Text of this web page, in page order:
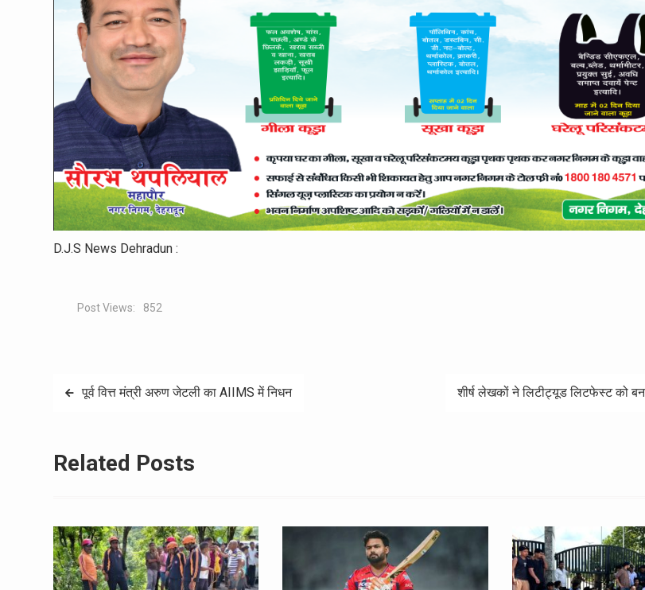
D.J.S News Dehradun :
Post Views: 852
Postपूर्व वित्त मंत्री अरुण जेटली का AIIMS में निधन शीर्ष लेखकों ने लिटीट्यूड लिटफेस्ट को
Related Posts